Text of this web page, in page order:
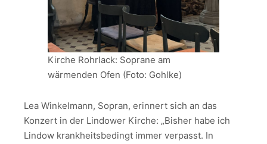
Kirche Rohrlack: Soprane am
wärmenden Ofen (Foto: Gohlke)
Lea Winkelmann, Sopran, erinnert sich an das
Konzert in der Lindower Kirche: „Bisher habe ich
Lindow krankheitsbedingt immer verpasst. In